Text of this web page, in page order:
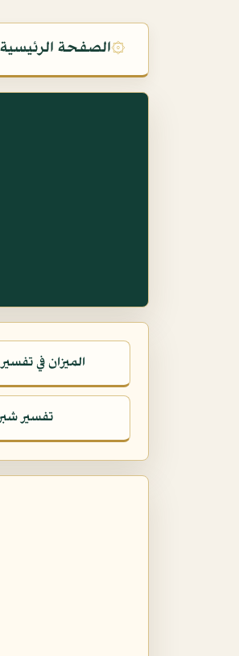
۞الصفحة الرئيسية
الميزان في
تفسير